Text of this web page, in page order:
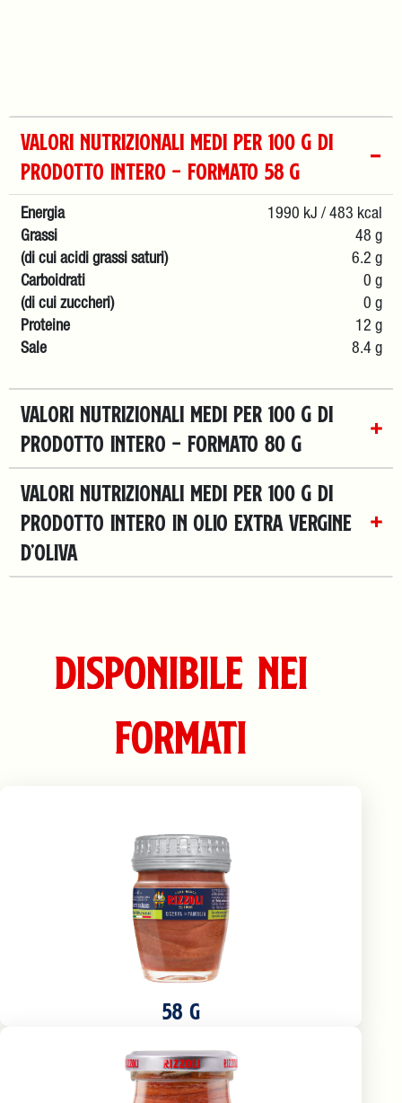
VALORI NUTRIZIONALI MEDI PER 100 g DI
PRODOTTO INTERO – formato 58 g
Energia
1990 kJ / 483 kcal
Grassi
48 g
(di cui acidi grassi saturi)
6.2 g
Carboidrati
0 g
(di cui zuccheri)
0 g
Proteine
12 g
Sale
8.4 g
VALORI NUTRIZIONALI MEDI PER 100 g DI
PRODOTTO INTERO – formato 80 g
VALORI NUTRIZIONALI MEDI PER 100 g DI
PRODOTTO INTERO in olio extra vergine
d’oliva
Disponibile nei
formati
58 G